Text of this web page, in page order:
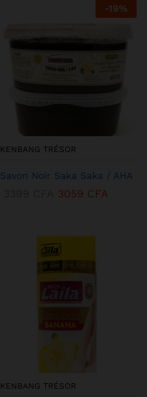
-19%
KENBANG TRÉSOR
Savon Noir Saka Saka / AHA
3059 CFA
KENBANG TRÉSOR